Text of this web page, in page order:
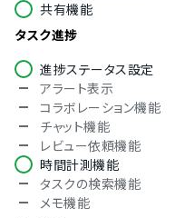
共有機能
タスク進捗
進捗ステータス設定
アラート表示
コラボレーション機能
チャット機能
レビュー依頼機能
時間計測機能
タスクの検索機能
メモ機能